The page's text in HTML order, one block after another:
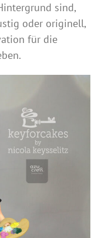
sind,
oder originell,
für die